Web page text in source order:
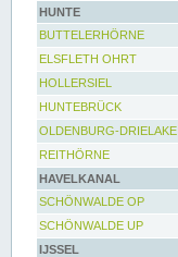
HUNTE
BUTTELERHÖRNE
ELSFLETH OHRT
HOLLERSIEL
HUNTEBRÜCK
OLDENBURG-DRIELAKE
REITHÖRNE
HAVELKANAL
SCHÖNWALDE OP
SCHÖNWALDE UP
IJSSEL